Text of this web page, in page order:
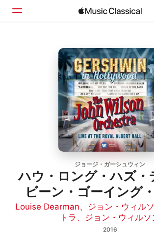
見つける
ジョージ・ガーシュウィン
ハウ・ロング・ハズ・
ビーン・ゴーイング
Louise Dearman、 ジョン・ウィル
トラ 、 ジョン・ウィルソ
2016